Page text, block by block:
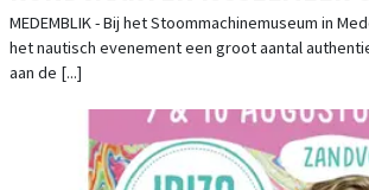
AUGUSTUS
MEDEMBLIK - Bij het Stoommachinemuseum in
het nautisch evenement een groot aantal
aan de [...]